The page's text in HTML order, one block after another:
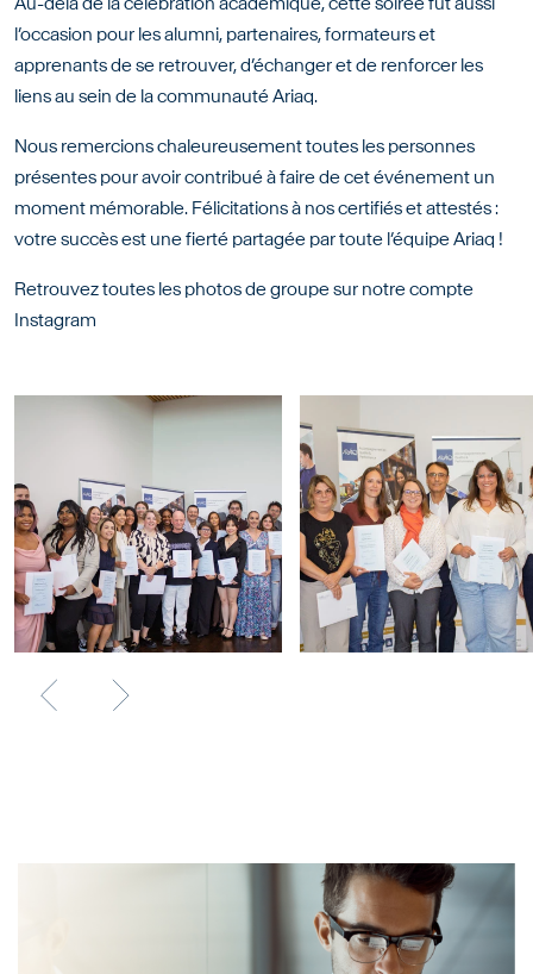
l’occasion pour les alumni, partenaires, formateurs et
apprenants de se retrouver, d’échanger et de renforcer les
liens au sein de la communauté Ariaq.
Nous remercions chaleureusement toutes les personnes
présentes pour avoir contribué à faire de cet événement un
moment mémorable. Félicitations à nos certifiés et attestés :
votre succès est une fierté partagée par toute l’équipe Ariaq !
Retrouvez toutes les photos de groupe sur notre compte
Instagram